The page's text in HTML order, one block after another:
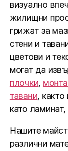
визуално
жилищни
грижат за
стени и
цветови и
могат да
плочки,
тавани,
като
Нашите
различни